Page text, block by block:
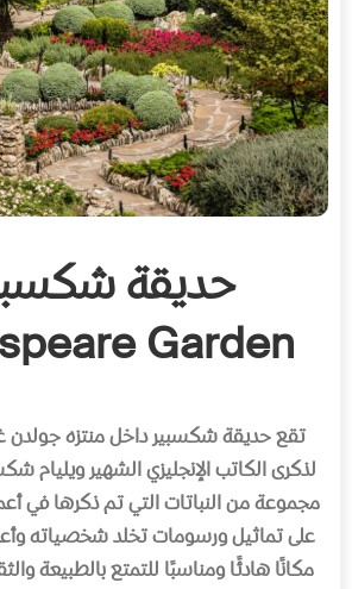
حديقة
Garden
تقع حديقة شكسبير داخل منتزه
لذكرى الكاتب الإنجليزي الشهير ويليام
مجموعة من النباتات التي تم ذكرها في
على تماثيل ورسومات تخلد شخصياته
مكانًا هادئًا ومناسبًا للتمتع بالطبيعة